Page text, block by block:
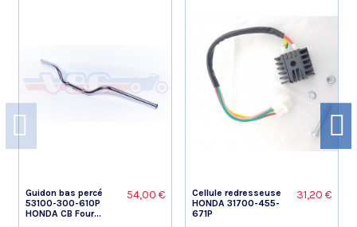
10/10
Basé sur 1 avis
Guidon bas percé
53100-300-610P
HONDA CB Four...
54,00 €
Cellule redresseuse
HONDA 31700-455-
671P
31,20 €